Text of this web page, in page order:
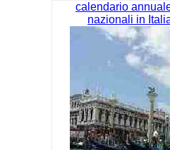
calendario
nazionali in